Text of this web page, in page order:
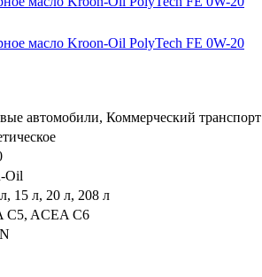
автомобили, Коммерческий транспорт
Oil
15 л, 20 л, 208 л
C5, ACEA C6